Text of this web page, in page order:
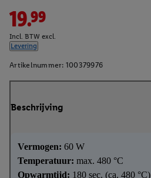
19.99
Incl. BTW excl.
Levering
Artikelnummer: 100379976
Beschrijving
Vermogen: 60 W
Temperatuur: max. 480 °C
Opwarmtijd: 180 sec. (ca. 480 °C)